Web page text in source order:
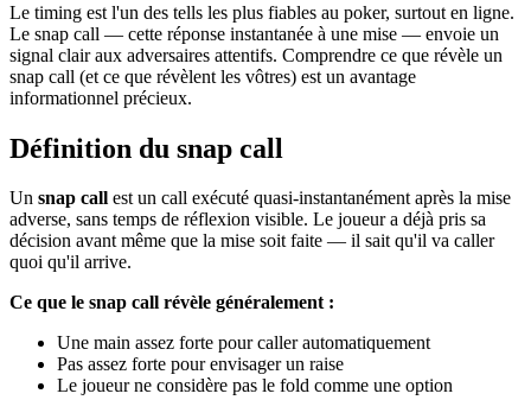
Le timing est l'un des tells les plus fiables au poker, surtout en ligne.
Le snap call — cette réponse instantanée à une mise — envoie un
signal clair aux adversaires attentifs. Comprendre ce que révèle un
snap call (et ce que révèlent les vôtres) est un avantage
informationnel précieux.
Définition du snap call
Un snap call est un call exécuté quasi-instantanément après la mise
adverse, sans temps de réflexion visible. Le joueur a déjà pris sa
décision avant même que la mise soit faite — il sait qu'il va caller
quoi qu'il arrive.
Ce que le snap call révèle généralement :
Une main assez forte pour caller automatiquement
Pas assez forte pour envisager un raise
Le joueur ne considère pas le fold comme une option